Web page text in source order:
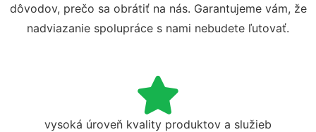
dôvodov, prečo sa obrátiť na nás. Garantujeme vám, že
nadviazanie spolupráce s nami nebudete ľutovať.
vysoká úroveň kvality produktov a služieb